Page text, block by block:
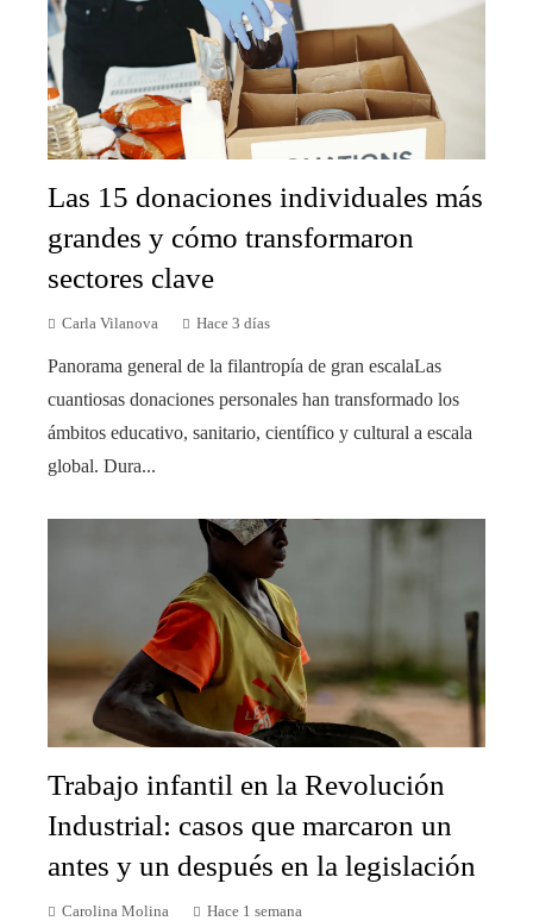
Las 15 donaciones individuales más
grandes y cómo transformaron
sectores clave
Carla Vilanova Hace 3 días
Panorama general de la filantropía de gran escalaLas
cuantiosas donaciones personales han transformado los
ámbitos educativo, sanitario, científico y cultural a escala
global. Dura...
Trabajo infantil en la Revolución
Industrial: casos que marcaron un
antes y un después en la legislación
Carolina Molina Hace 1 semana